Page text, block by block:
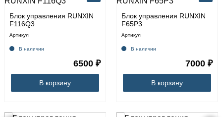
Блок управления RUNXIN
F116Q3
Артикул
В наличии
6500 ₽
В корзину
Блок управления RUNXIN
F65P3
Артикул
В наличии
7000 ₽
В корзину